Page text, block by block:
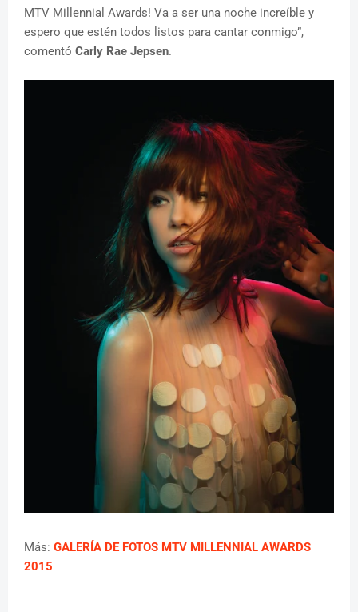
MTV Millennial Awards! Va a ser una noche increíble y
espero que estén todos listos para cantar conmigo”,
comentó Carly Rae Jepsen.
Más: GALERÍA DE FOTOS MTV MILLENNIAL AWARDS
2015